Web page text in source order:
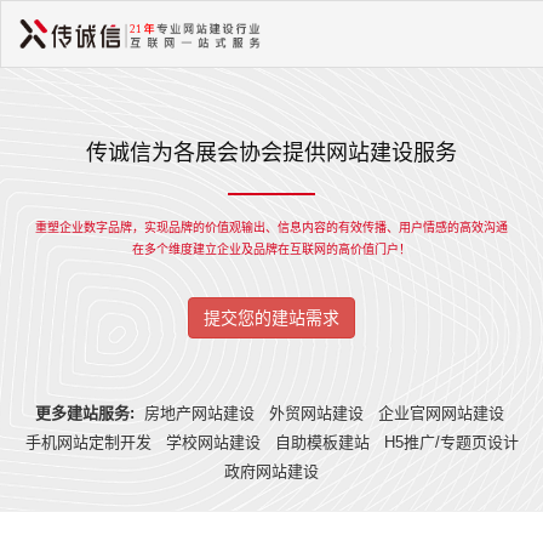
传诚信为各展会协会提供网站建设服务
重塑企业数字品牌，实现品牌的价值观输出、信息内容的有效传播、用户情感的高效沟通
在多个维度建立企业及品牌在互联网的高价值门户！
提交您的建站需求
更多建站服务: 房地产网站建设 外贸网站建设
企业官网网站建设
手机网站定制开发
学校网站建设 自助模板建站
H5推广/专题页设计
政府网站建设